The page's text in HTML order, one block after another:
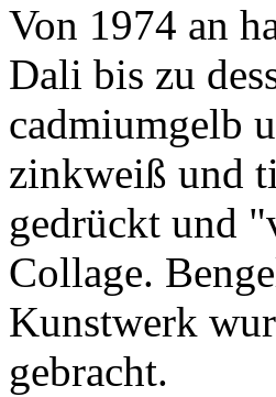
Von 1974 an
Dali bis zu
cadmiumgelb
zinkweiß und
gedrückt und
Collage.
Kunstwerk
gebracht.